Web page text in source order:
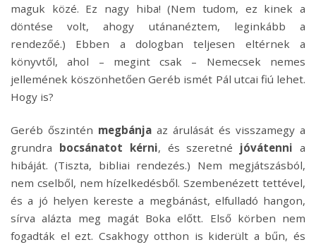
maguk közé. Ez nagy hiba! (Nem tudom, ez kinek a
döntése volt, ahogy utánanéztem, leginkább a
rendezőé.) Ebben a dologban teljesen eltérnek a
könyvtől, ahol – megint csak – Nemecsek nemes
jellemének köszönhetően Geréb ismét Pál utcai fiú lehet.
Hogy is?
Geréb őszintén megbánja az árulását és visszamegy a
grundra bocsánatot kérni, és szeretné jóvátenni a
hibáját. (Tiszta, bibliai rendezés.) Nem megjátszásból,
nem cselből, nem hízelkedésből. Szembenézett tettével,
és a jó helyen kereste a megbánást, elfulladó hangon,
sírva alázta meg magát Boka előtt. Első körben nem
fogadták el ezt. Csakhogy otthon is kiderült a bűn, és